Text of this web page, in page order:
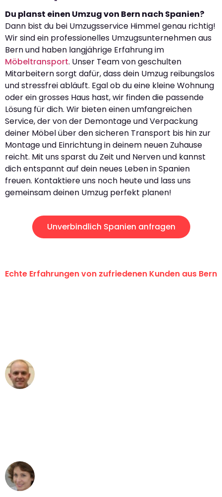
Du planst einen Umzug von Bern nach Spanien?
Dann bist du bei Umzugsservice Himmel genau richtig!
Wir sind ein professionelles Umzugsunternehmen aus
Bern und haben langjährige Erfahrung im
Möbeltransport. Unser Team von geschulten
Mitarbeitern sorgt dafür, dass dein Umzug reibungslos
und stressfrei abläuft. Egal ob du eine kleine Wohnung
oder ein grosses Haus hast, wir finden die passende
Lösung für dich. Wir bieten einen umfangreichen
Service, der von der Demontage und Verpackung
deiner Möbel über den sicheren Transport bis hin zur
Montage und Einrichtung in deinem neuen Zuhause
reicht. Mit uns sparst du Zeit und Nerven und kannst
dich entspannt auf dein neues Leben in Spanien
freuen. Kontaktiere uns noch heute und lass uns
gemeinsam deinen Umzug perfekt planen!
Unverbindlich Spanien anfragen
Echte Erfahrungen von zufriedenen Kunden aus Bern